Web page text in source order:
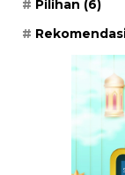
Pilihan (6)